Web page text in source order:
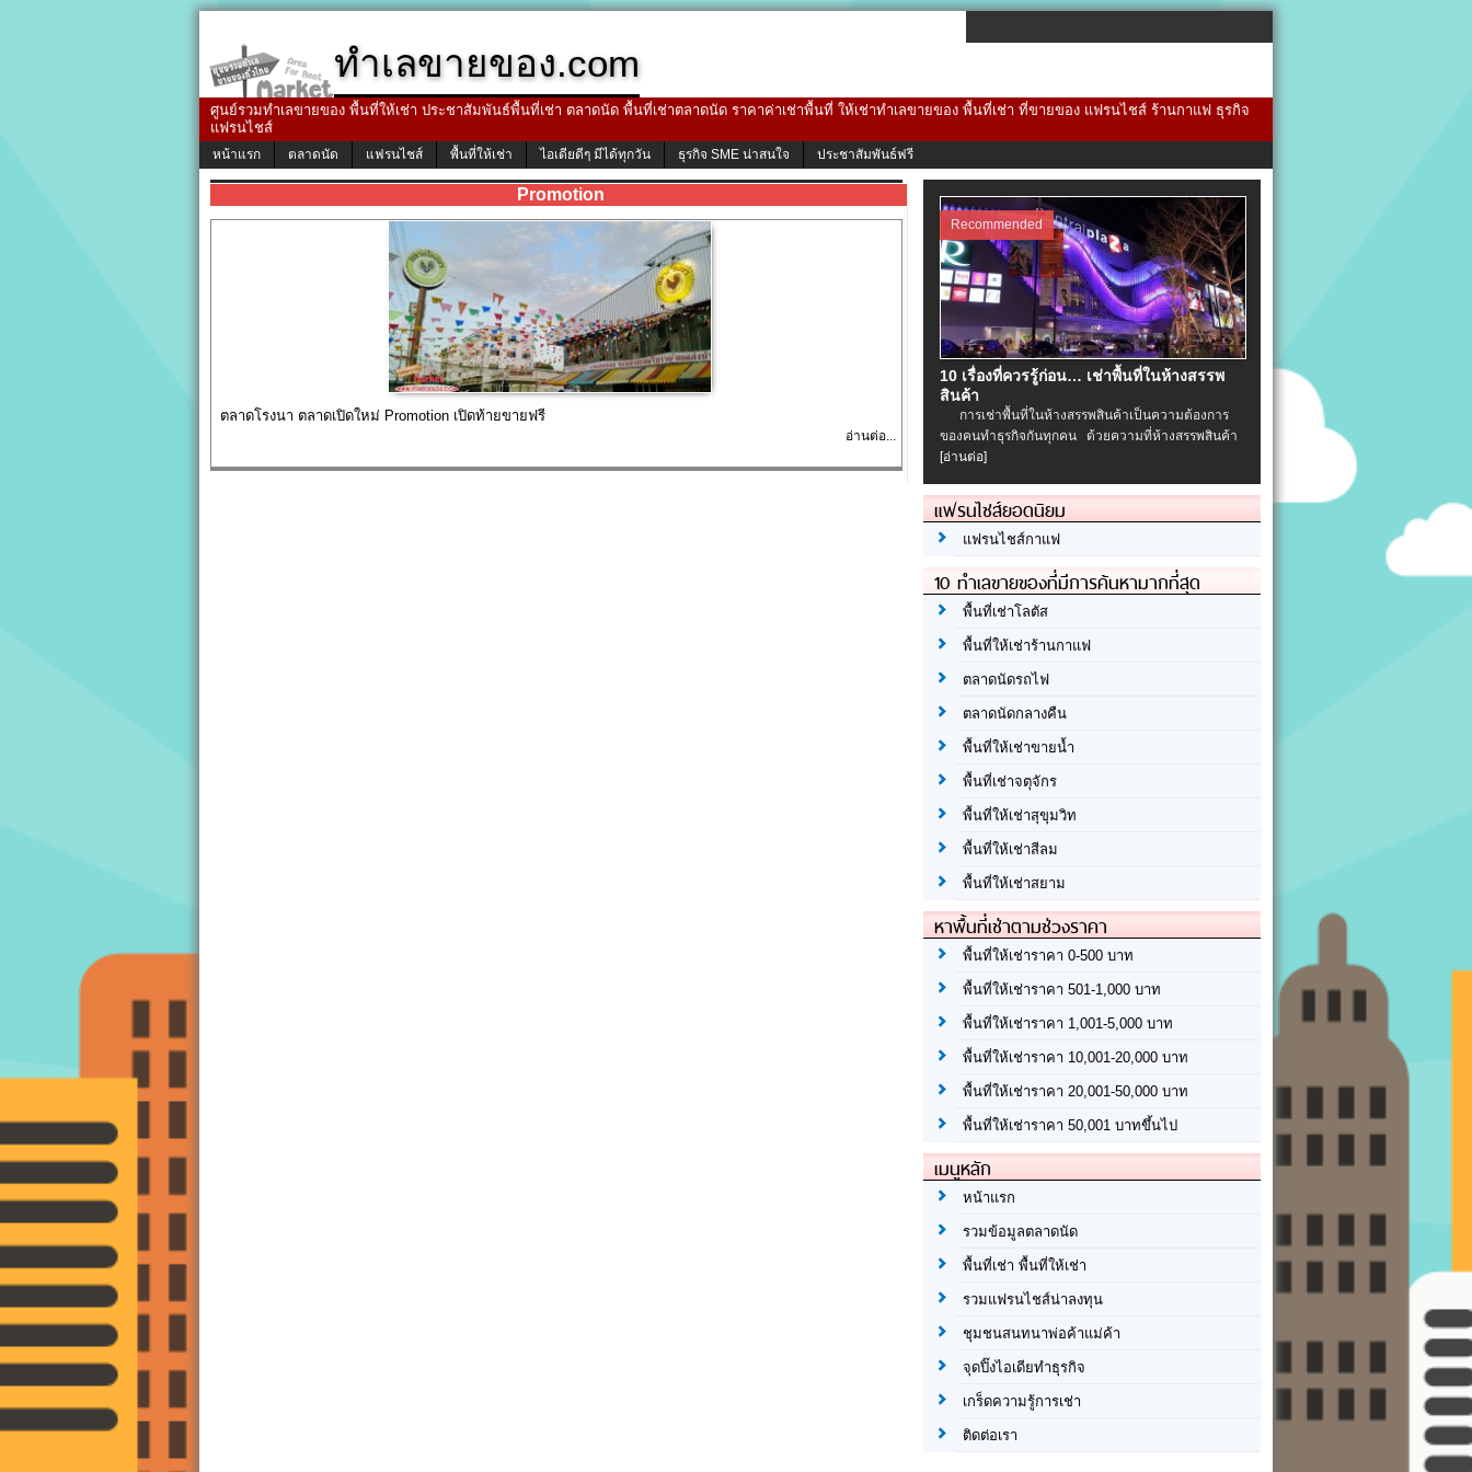
ทำเลขายของ.com
ศูนย์รวมทำเลขายของ พื้นที่ให้เช่า ประชาสัมพันธ์พื้นที่เช่า ตลาดนัด พื้นที่เช่าตลาดนัด ราคาค่าเช่าพื้นที่ ให้เช่าทำเลขายของ พื้นที่เช่า ที่ขายของ แฟรนไชส์ ร้านกาแฟ ธุรกิจ
แฟรนไชส์
หน้าแรก ตลาดนัด แฟรนไชส์ พื้นที่ให้เช่า ไอเดียดีๆ มีได้ทุกวัน ธุรกิจ SME น่าสนใจ ประชาสัมพันธ์ฟรี
Promotion
ตลาดโรงนา ตลาดเปิดใหม่ Promotion เปิดท้ายขายฟรี
อ่านต่อ...
Recommended
10 เรื่องที่ควรรู้ก่อน… เช่าพื้นที่ในห้างสรรพ
สินค้า
การเช่าพื้นที่ในห้างสรรพสินค้าเป็นความต้องการ
ของคนทำธุรกิจกันทุกคน ด้วยความที่ห้างสรรพสินค้า
[อ่านต่อ]
แฟรนไชส์ยอดนิยม
แฟรนไชส์กาแฟ
10 ทำเลขายของที่มีการค้นหามากที่สุด
พื้นที่เช่าโลตัส
พื้นที่ให้เช่าร้านกาแฟ
ตลาดนัดรถไฟ
ตลาดนัดกลางคืน
พื้นที่ให้เช่าขายน้ำ
พื้นที่เช่าจตุจักร
พื้นที่ให้เช่าสุขุมวิท
พื้นที่ให้เช่าสีลม
พื้นที่ให้เช่าสยาม
หาพื้นที่เช่าตามช่วงราคา
พื้นที่ให้เช่าราคา 0-500 บาท
พื้นที่ให้เช่าราคา 501-1,000 บาท
พื้นที่ให้เช่าราคา 1,001-5,000 บาท
พื้นที่ให้เช่าราคา 10,001-20,000 บาท
พื้นที่ให้เช่าราคา 20,001-50,000 บาท
พื้นที่ให้เช่าราคา 50,001 บาทขึ้นไป
เมนูหลัก
หน้าแรก
รวมข้อมูลตลาดนัด
พื้นที่เช่า พื้นที่ให้เช่า
รวมแฟรนไชส์น่าลงทุน
ชุมชนสนทนาพ่อค้าแม่ค้า
จุดปิ๊งไอเดียทำธุรกิจ
เกร็ดความรู้การเช่า
ติดต่อเรา